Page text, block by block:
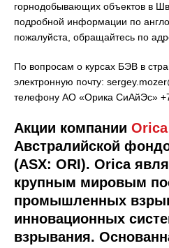
горнодобывающих объектов в
подробной информации по
пожалуйста, обращайтесь по
По вопросам о курсах БЭВ в
электронную почту:
телефону АО «Орика СиАйЭс»
Акции компании Orica
Австралийской
(ASX: ORI). Orica
крупным мировым
промышленных
инновационных
взрывания.